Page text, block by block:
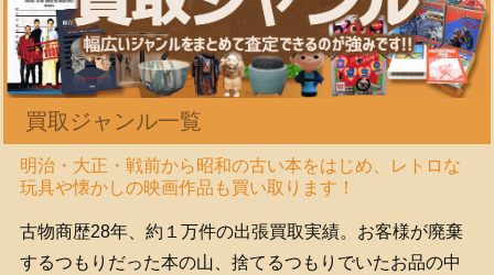
買取ジャンル一覧
明治・大正・戦前から昭和の古い本をはじめ、レトロな
玩具や懐かしの映画作品も買い取ります！
古物商歴28年、約１万件の出張買取実績。お客様が廃棄
するつもりだった本の山、捨てるつもりでいたお品の中